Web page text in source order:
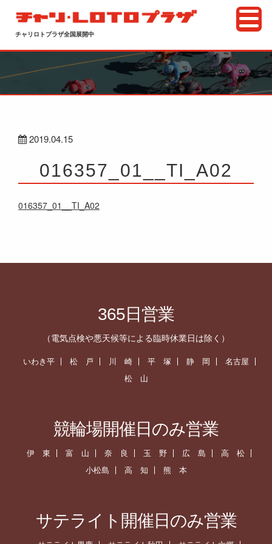
チャリロトプラザ全国展開中
2019.04.15
016357_01__TI_A02
016357_01__TI_A02
365日営業
（電気点検や悪天候等による臨時休業日は除く）
いわき平 松 戸 川 崎 平 塚 静 岡
名古屋
松 山
競輪場開催日のみ営業
伊 東 富 山 奈 良 玉 野 広 島
高 松
小松島
高 知 熊 本
サテライト開催日のみ営業